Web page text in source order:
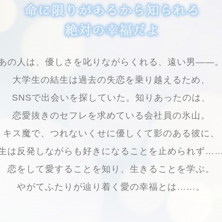
の人は、優しさを叱りながらくれる、遠い男――
大学生の結生は過去の失恋を乗り越えるため、
SNSで出会いを探していた。知りあったのは、
恋愛抜きのセフレを求めている会社員の氷山。
キス魔で、つれないくせに優しくて影のある彼に、
は反発しながらも好きになることを止められず
恋をして愛することを知り、生きることを学ぶ。
やがてふたりが辿り着く愛の幸福とは……。